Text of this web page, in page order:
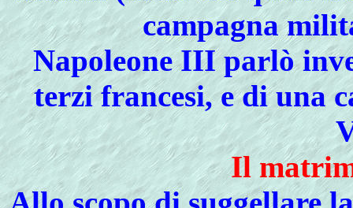
campagna
Napoleone III parlò
terzi francesi, e di una
Il